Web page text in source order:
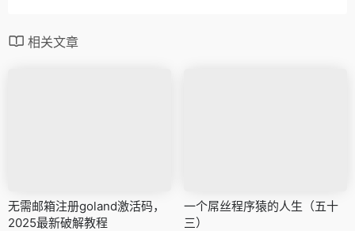
相关文章
无需邮箱注册goland激活码，
2025最新破解教程
一个屌丝程序猿的人生（五十
三）